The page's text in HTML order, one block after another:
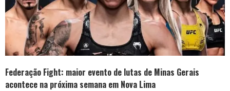
Federação Fight: maior evento de lutas de Minas Gerais
acontece na próxima semana em Nova Lima